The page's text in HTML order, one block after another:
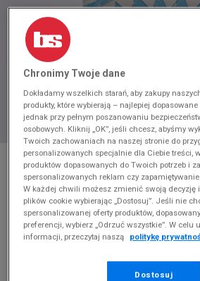
* Zdjęcie poglądowe
SPRAYGROUND PLECAK BANDANA
BACKPACK
Produkt pochodzi z końcówek aktualnych
sezonów lub z ekspozycji.Szczegóły.
Chronimy Twoje dane
Dokładamy wszelkich starań, aby zakupy
produkty, które wybierają – najlepiej
jednak przy pełnym poszanowaniu
osobowych. Kliknij „OK”, jeśli chcesz, abyśmy
Twoich zachowaniach na naszej stronie do
personalizowanych specjalnie dla Ciebie treści,
produktów dopasowanych do Twoich potrzeb i
spersonalizowanych reklam czy
W każdej chwili możesz zmienić swoją decyzję
plików cookie wybierając „Dostosuj”. Jeśli nie
spersonalizowanej oferty produktów,
preferencji, wybierz „Odrzuć wszystkie”. W celu
informacji, przeczytaj naszą
politykę
Dostosuj